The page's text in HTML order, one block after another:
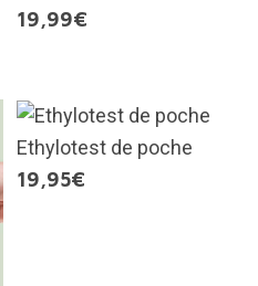
19,99€
Ethylotest de poche
19,95€